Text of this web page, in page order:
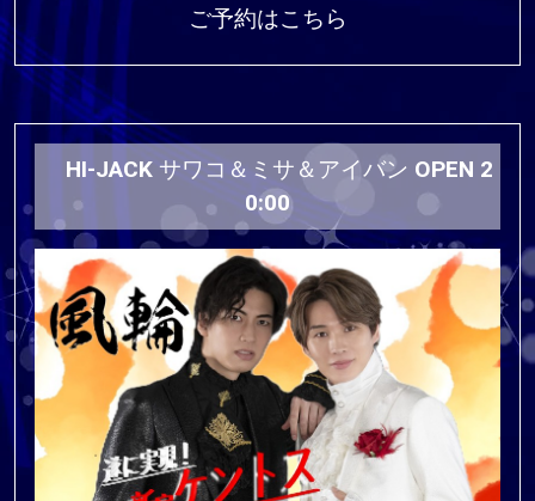
ご予約はこちら
HI-JACK サワコ＆ミサ＆アイバン OPEN 2
0:00